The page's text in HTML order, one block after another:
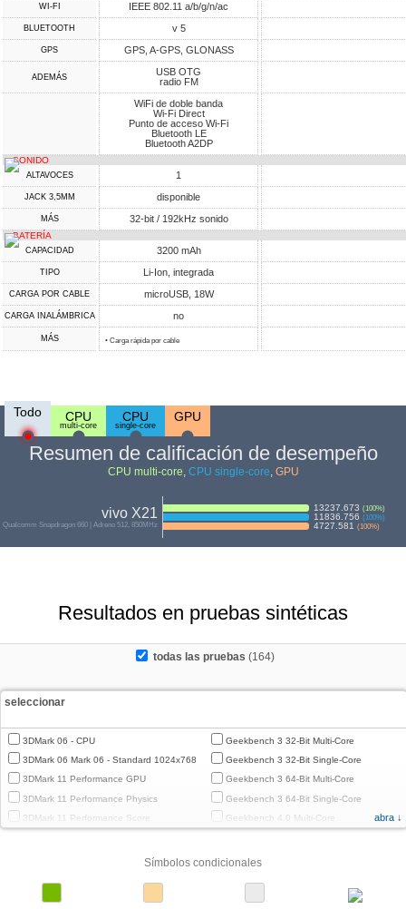
WI-FI IEEE 802.11 a/b/g/n/ac
BLUETOOTH v 5
GPS GPS, A-GPS, GLONASS
ADEMÁS
USB OTG
radio FM
WiFi de doble banda
Wi-Fi Direct
Punto de acceso Wi-Fi
Bluetooth LE
Bluetooth A2DP
SONIDO
ALTAVOCES 1
JACK 3,5MM disponible
MÁS 32-bit / 192kHz sonido
BATERÍA
CAPACIDAD 3200 mAh
TIPO Li-Ion, integrada
CARGA POR CABLE microUSB, 18W
CARGA INALÁMBRICA no
MÁS • Carga rápida por cable
Todo CPU
multi-core
CPU
single-core
GPU
Resumen de calificación de desempeño
CPU multi-core, CPU single-core, GPU
vivo X21
Qualcomm Snapdragon 660 | Adreno 512, 850MHz
13237.673 (100%)
11836.756 (100%)
4727.581 (100%)
Resultados en pruebas sintéticas
todas las pruebas (164)
seleccionar
3DMark 06 - CPU
3DMark 06 Mark 06 - Standard 1024x768
3DMark 11 Performance GPU
3DMark 11 Performance Physics
3DMark 11 Performance Score
Geekbench 3 32-Bit Multi-Core
Geekbench 3 32-Bit Single-Core
Geekbench 3 64-Bit Multi-Core
Geekbench 3 64-Bit Single-Core
Geekbench 4.0 Multi-Core
Geekbench 4.4 Multi-Core
Geekbench 5 64-Bit Multi-Core
abra ↓
Símbolos condicionales